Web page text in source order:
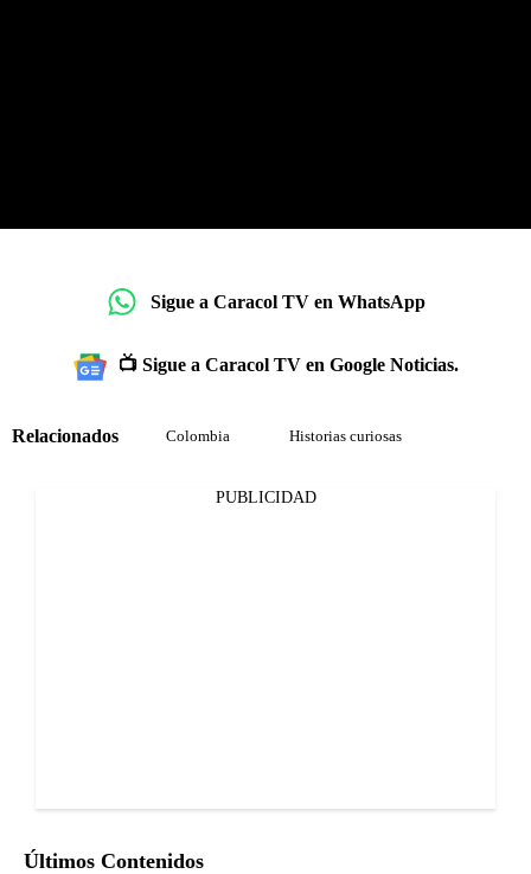
Sigue a Caracol TV en WhatsApp
📺 Sigue a Caracol TV en Google Noticias.
Relacionados Colombia Historias curiosas
PUBLICIDAD
Últimos Contenidos